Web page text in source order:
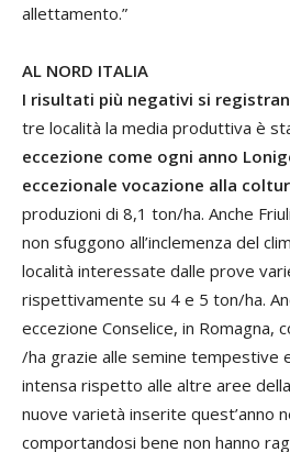
allettamento.”
AL NORD ITALIA
I risultati più negativi si
tre località la media produttiva è
eccezione come ogni anno
eccezionale vocazione alla
produzioni di 8,1 ton/ha. Anche
non sfuggono all’inclemenza del
località interessate dalle prove
rispettivamente su 4 e 5 ton/ha.
eccezione Conselice, in Romagna,
/ha grazie alle semine tempestive
intensa rispetto alle altre aree
nuove varietà inserite quest’anno
comportandosi bene non hanno